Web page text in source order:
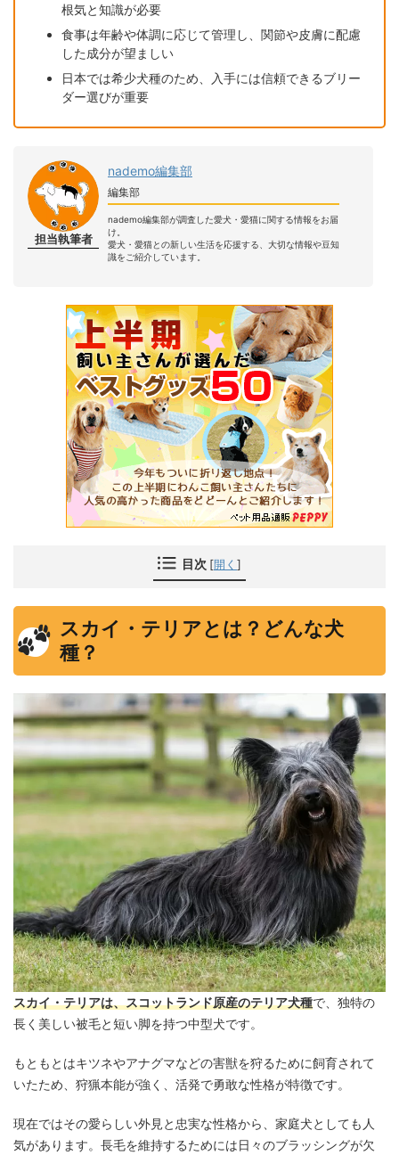
根気と知識が必要
食事は年齢や体調に応じて管理し、関節や皮膚に配慮
した成分が望ましい
日本では希少犬種のため、入手には信頼できるブリー
ダー選びが重要
担当執筆者
nademo編集部
編集部
nademo編集部が調査した愛犬・愛猫に関する情報をお届
け。
愛犬・愛猫との新しい生活を応援する、大切な情報や豆知
識をご紹介しています。
目次 [開く ]
スカイ・テリアとは？どんな犬
種？
スカイ・テリアは、スコットランド原産のテリア犬種で、独特の
長く美しい被毛と短い脚を持つ中型犬です。
もともとはキツネやアナグマなどの害獣を狩るために飼育されて
いたため、狩猟本能が強く、活発で勇敢な性格が特徴です。
現在ではその愛らしい外見と忠実な性格から、家庭犬としても人
気があります。長毛を維持するためには日々のブラッシングが欠